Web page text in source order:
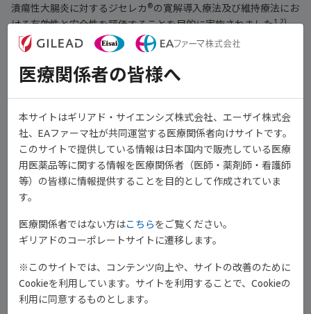
潰瘍性大腸炎に対するジセレカ ®の寛解導入療法及び維持療法にお
ける有効性と安全性を評価することを目的に実施されました1,2)。
対象は中等症から重症の活動性潰瘍性大腸炎患者であり、寛解導
Experienced 689例（うち日本人72例）でした
本試験は、投与10週時点における有効性と安全性を検討した寛解
導入試験と、投与58週時点における有効性と安全性を検討した寛
解維持試験から成ります
。この動画では、寛解導入試験の結果
医療関係者の皆様へ
本サイトはギリアド・サイエンシズ株式会社、エーザイ株式会
社、EAファーマ社が共同運営する医療関係者向けサイトです。
このサイトで提供している情報は日本国内で販売している医療
用医薬品等に関する情報を医療関係者（医師・薬剤師・看護師
等）の皆様に情報提供することを目的として作成されていま
す。
医療関係者ではない方はこちらをご覧ください。
ギリアドのコーポレートサイトに遷移します。
※このサイトでは、コンテンツ向上や、サイトの改善のために
Cookieを利用しています。サイトを利用することで、Cookieの
利用に同意するものとします。